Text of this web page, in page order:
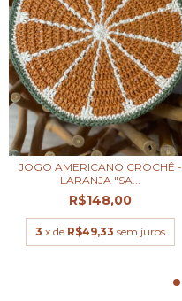
JOGO AMERICANO CROCHÊ -
LARANJA "SA...
R$148,00
3 x de R$49,33 sem juros